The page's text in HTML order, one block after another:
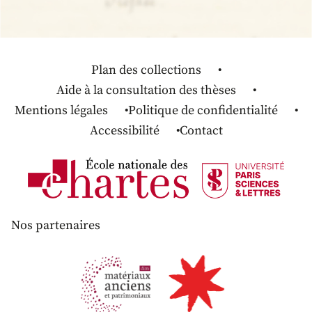
Plan des collections
Aide à la consultation des thèses
Mentions légales
Politique de confidentialité
Accessibilité
Contact
Nos partenaires